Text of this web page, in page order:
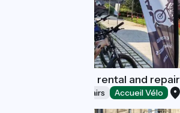
Cycl'O Lac - Bike rental and repair
Bicycle rentals/ repairs Accueil Vélo